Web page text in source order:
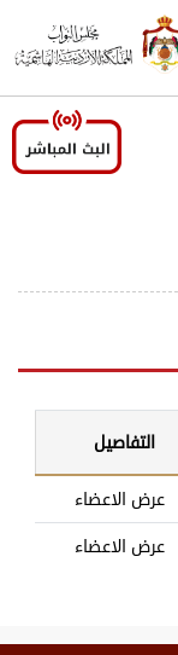
التفاصيل
عرض الاعضاء
عرض الاعضاء